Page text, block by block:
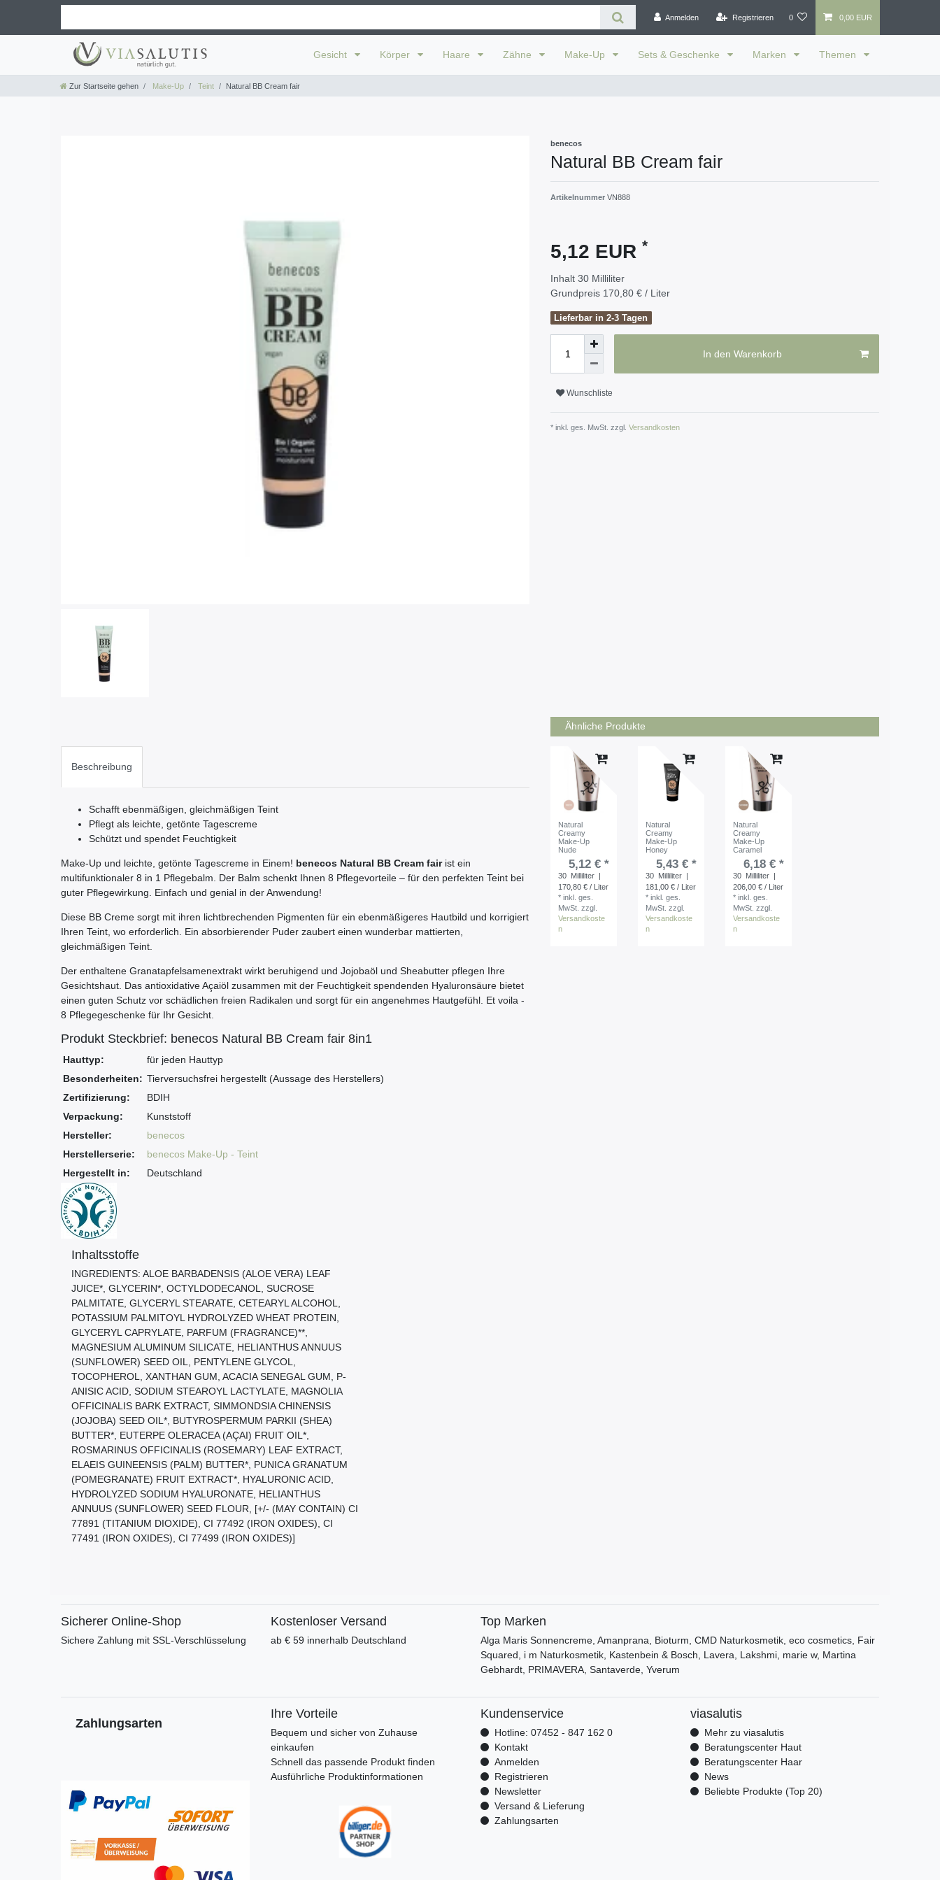
Anmelden Registrieren 0 0,00 EUR
Gesicht Körper Haare Zähne Make-Up Sets & Geschenke Marken Themen
Zur Startseite gehen Make-Up Teint Natural BB Cream fair
benecos
Natural BB Cream fair
Artikelnummer VN888
5,12 EUR *
Inhalt 30 Milliliter
Grundpreis 170,80 € / Liter
Lieferbar in 2-3 Tagen
In den Warenkorb
Wunschliste
* inkl. ges. MwSt. zzgl. Versandkosten
Beschreibung
Schafft ebenmäßigen, gleichmäßigen Teint
Pflegt als leichte, getönte Tagescreme
Schützt und spendet Feuchtigkeit
Make-Up und leichte, getönte Tagescreme in Einem! benecos Natural BB Cream fair ist ein
multifunktionaler 8 in 1 Pflegebalm. Der Balm schenkt Ihnen 8 Pflegevorteile – für den perfekten Teint bei
guter Pflegewirkung. Einfach und genial in der Anwendung!
Diese BB Creme sorgt mit ihren lichtbrechenden Pigmenten für ein ebenmäßigeres Hautbild und korrigiert
Ihren Teint, wo erforderlich. Ein absorbierender Puder zaubert einen wunderbar mattierten,
gleichmäßigen Teint.
Der enthaltene Granatapfelsamenextrakt wirkt beruhigend und Jojobaöl und Sheabutter pflegen Ihre
Gesichtshaut. Das antioxidative Açaiöl zusammen mit der Feuchtigkeit spendenden Hyaluronsäure bietet
einen guten Schutz vor schädlichen freien Radikalen und sorgt für ein angenehmes Hautgefühl. Et voila -
8 Pflegegeschenke für Ihr Gesicht.
Produkt Steckbrief: benecos Natural BB Cream fair 8in1
Hauttyp:
für jeden Hauttyp
Besonderheiten: Tierversuchsfrei hergestellt (Aussage des Herstellers)
Zertifizierung:
BDIH
Verpackung:
Kunststoff
Hersteller:
benecos
Herstellerserie:
benecos Make-Up - Teint
Hergestellt in:
Deutschland
Inhaltsstoffe
INGREDIENTS: ALOE BARBADENSIS (ALOE VERA) LEAF
JUICE*, GLYCERIN*, OCTYLDODECANOL, SUCROSE
PALMITATE, GLYCERYL STEARATE, CETEARYL ALCOHOL,
POTASSIUM PALMITOYL HYDROLYZED WHEAT PROTEIN,
GLYCERYL CAPRYLATE, PARFUM (FRAGRANCE)**,
MAGNESIUM ALUMINUM SILICATE, HELIANTHUS ANNUUS
(SUNFLOWER) SEED OIL, PENTYLENE GLYCOL,
TOCOPHEROL, XANTHAN GUM, ACACIA SENEGAL GUM, P-
ANISIC ACID, SODIUM STEAROYL LACTYLATE, MAGNOLIA
OFFICINALIS BARK EXTRACT, SIMMONDSIA CHINENSIS
(JOJOBA) SEED OIL*, BUTYROSPERMUM PARKII (SHEA)
BUTTER*, EUTERPE OLERACEA (AÇAI) FRUIT OIL*,
ROSMARINUS OFFICINALIS (ROSEMARY) LEAF EXTRACT,
ELAEIS GUINEENSIS (PALM) BUTTER*, PUNICA GRANATUM
(POMEGRANATE) FRUIT EXTRACT*, HYALURONIC ACID,
HYDROLYZED SODIUM HYALURONATE, HELIANTHUS
ANNUUS (SUNFLOWER) SEED FLOUR, [+/- (MAY CONTAIN) CI
77891 (TITANIUM DIOXIDE), CI 77492 (IRON OXIDES), CI
77491 (IRON OXIDES), CI 77499 (IRON OXIDES)]
Ähnliche Produkte
Natural
Creamy
Make-Up
Nude
5,12 € *
30 Milliliter |
170,80 € / Liter
*inkl. ges.
MwSt. zzgl.
Versandkoste
n
Natural
Creamy
Make-Up
Honey
5,43 € *
30 Milliliter |
181,00 € / Liter
*inkl. ges.
MwSt. zzgl.
Versandkoste
n
Natural
Creamy
Make-Up
Caramel
6,18 € *
30 Milliliter |
206,00 € / Liter
*inkl. ges.
MwSt. zzgl.
Versandkoste
n
Sicherer Online-Shop
Sichere Zahlung mit SSL-Verschlüsselung
Kostenloser Versand
ab € 59 innerhalb Deutschland
Top Marken
Alga Maris Sonnencreme, Amanprana, Bioturm, CMD Naturkosmetik, eco cosmetics, Fair
Squared, i m Naturkosmetik, Kastenbein & Bosch, Lavera, Lakshmi, marie w, Martina
Gebhardt, PRIMAVERA, Santaverde, Yverum
Zahlungsarten
Ihre Vorteile
Bequem und sicher von Zuhause
einkaufen
Schnell das passende Produkt finden
Ausführliche Produktinformationen
Kundenservice
Hotline: 07452 - 847 162 0
Kontakt
Anmelden
Registrieren
Newsletter
Versand & Lieferung
Zahlungsarten
viasalutis
Mehr zu viasalutis
Beratungscenter Haut
Beratungscenter Haar
News
Beliebte Produkte (Top 20)